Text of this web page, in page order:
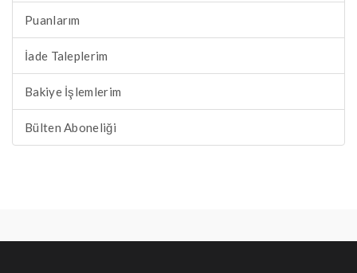
Puanlarım
İade Taleplerim
Bakiye İşlemlerim
Bülten Aboneliği